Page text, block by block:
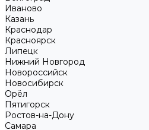
Иваново
Казань
Краснодар
Красноярск
Липецк
Нижний Новгород
Новороссийск
Новосибирск
Орёл
Пятигорск
Ростов-на-Дону
Самара